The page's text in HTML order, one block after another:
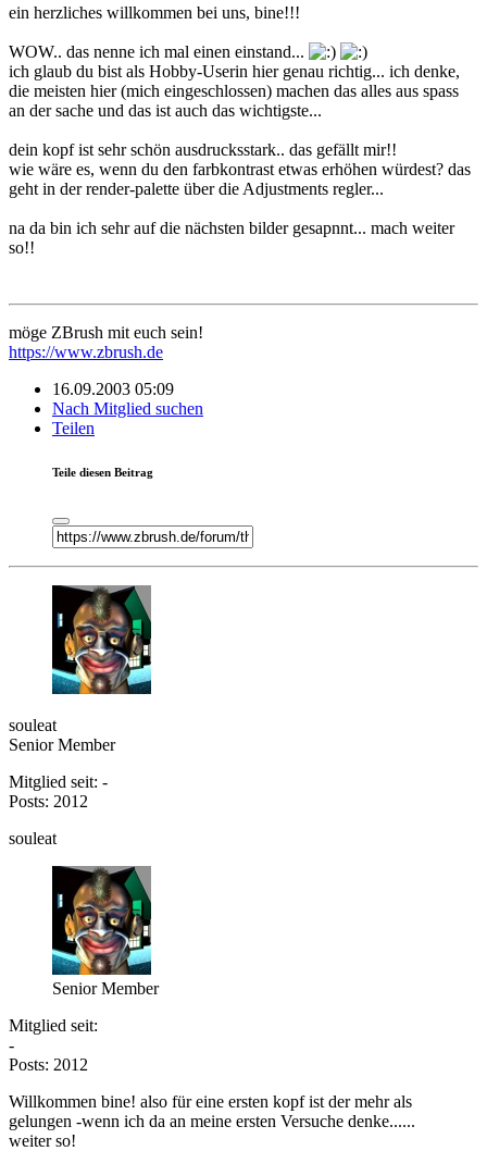
ein herzliches willkommen bei uns, bine!!!
WOW.. das nenne ich mal einen einstand...
ich glaub du bist als Hobby-Userin hier genau richtig... ich denke,
die meisten hier (mich eingeschlossen) machen das alles aus spass
an der sache und das ist auch das wichtigste...
dein kopf ist sehr schön ausdrucksstark.. das gefällt mir!!
wie wäre es, wenn du den farbkontrast etwas erhöhen würdest? das
geht in der render-palette über die Adjustments regler...
na da bin ich sehr auf die nächsten bilder gesapnnt... mach weiter
so!!
möge ZBrush mit euch sein!
https://www.zbrush.de
16.09.2003 05:09
Nach Mitglied suchen
Teilen
Teile diesen Beitrag
souleat
Senior Member
Mitglied seit: -
Posts: 2012
souleat
Senior Member
Mitglied seit:
-
Posts: 2012
Willkommen bine! also für eine ersten kopf ist der mehr als
gelungen -wenn ich da an meine ersten Versuche denke......
weiter so!